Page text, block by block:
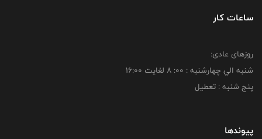
ساعات کار
روزهای عادی:
شنبه الي چهارشنبه : 00: 8 لغايت 16:00
پنج شنبه : تعطیل
پیوندها